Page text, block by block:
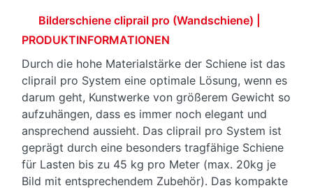
Bilderschiene cliprail pro (Wandschiene) |
PRODUKTINFORMATIONEN
Durch die hohe Materialstärke der Schiene ist das
cliprail pro System eine optimale Lösung, wenn es
darum geht, Kunstwerke von größerem Gewicht so
aufzuhängen, dass es immer noch elegant und
ansprechend aussieht. Das cliprail pro System ist
geprägt durch eine besonders tragfähige Schiene
für Lasten bis zu 45 kg pro Meter (max. 20kg je
Bild mit entsprechendem Zubehör). Das kompakte